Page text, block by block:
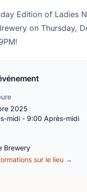
Edition of Ladies
on Thursday,
2025
midi - 9:00 Après-midi
Brewery
sur le lieu →